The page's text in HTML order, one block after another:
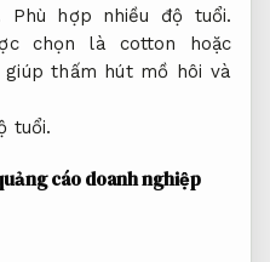
Phù hợp nhiều độ tuổi.
chọn là cotton hoặc
giúp thấm hút mồ hôi và
tuổi.
cáo doanh nghiệp